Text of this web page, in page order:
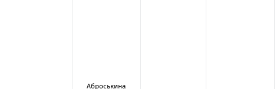
Аброськина